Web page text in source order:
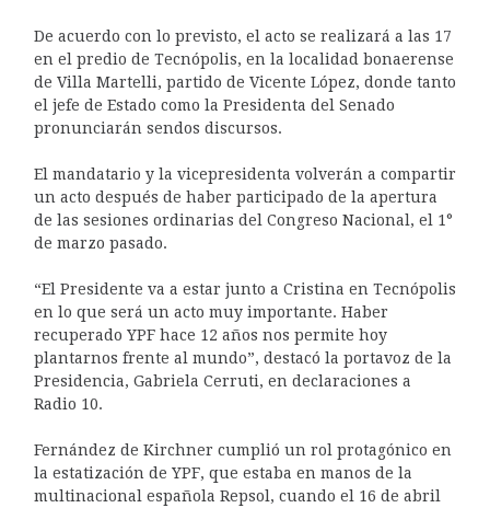
De acuerdo con lo previsto, el acto se realizará a las 17
en el predio de Tecnópolis, en la localidad bonaerense
de Villa Martelli, partido de Vicente López, donde tanto
el jefe de Estado como la Presidenta del Senado
pronunciarán sendos discursos.
El mandatario y la vicepresidenta volverán a compartir
un acto después de haber participado de la apertura
de las sesiones ordinarias del Congreso Nacional, el 1°
de marzo pasado.
“El Presidente va a estar junto a Cristina en Tecnópolis
en lo que será un acto muy importante. Haber
recuperado YPF hace 12 años nos permite hoy
plantarnos frente al mundo”, destacó la portavoz de la
Presidencia, Gabriela Cerruti, en declaraciones a
Radio 10.
Fernández de Kirchner cumplió un rol protagónico en
la estatización de YPF, que estaba en manos de la
multinacional española Repsol, cuando el 16 de abril